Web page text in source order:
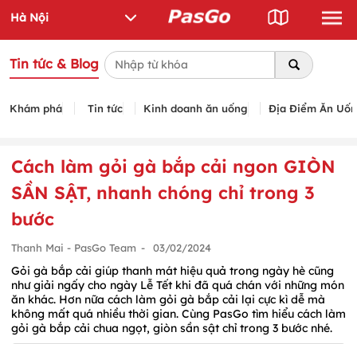
Tin tức & Blog
Khám phá Tin tức Kinh doanh ăn uống Địa Điểm Ăn
Cách làm gỏi gà bắp cải ngon GIÒN
SẦN SẬT, nhanh chóng chỉ trong 3
bước
Thanh Mai - PasGo Team - 03/02/2024
Gỏi gà bắp cải giúp thanh mát hiệu quả trong ngày hè cũng
như giải ngấy cho ngày Lễ Tết khi đã quá chán với những món
ăn khác. Hơn nữa cách làm gỏi gà bắp cải lại cực kì dễ mà
không mất quá nhiều thời gian. Cùng PasGo tìm hiểu cách làm
gỏi gà bắp cải chua ngọt, giòn sần sật chỉ trong 3 bước nhé.